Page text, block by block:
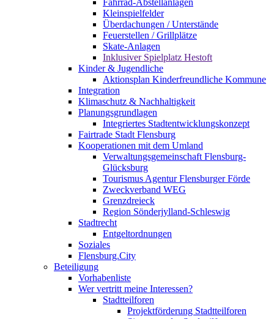
Fahrrad-Abstellanlagen
Kleinspielfelder
Überdachungen / Unterstände
Feuerstellen / Grillplätze
Skate-Anlagen
Inklusiver Spielplatz Hestoft
Kinder & Jugendliche
Aktionsplan Kinderfreundliche Kommune
Integration
Klimaschutz & Nachhaltigkeit
Planungsgrundlagen
Integriertes Stadtentwicklungskonzept
Fairtrade Stadt Flensburg
Kooperationen mit dem Umland
Verwaltungsgemeinschaft Flensburg-
Glücksburg
Tourismus Agentur Flensburger Förde
Zweckverband WEG
Grenzdreieck
Region Sönderjylland-Schleswig
Stadtrecht
Entgeltordnungen
Soziales
Flensburg.City
Beteiligung
Vorhabenliste
Wer vertritt meine Interessen?
Stadtteilforen
Projektförderung Stadtteilforen